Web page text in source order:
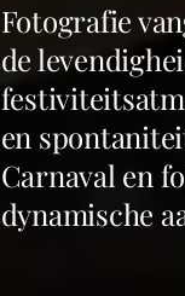
Fotografie
de
en
Carnaval en
dynamische